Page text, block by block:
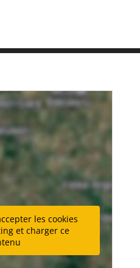
les cookies
et charger ce